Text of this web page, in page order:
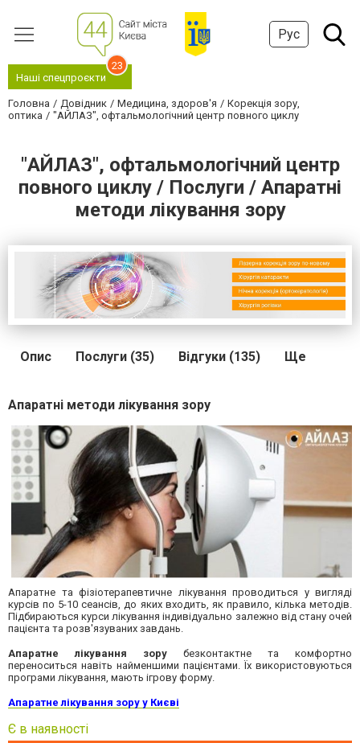
Рус
Наші спецпроєкти
23
Головна Довідник Медицина, здоров'я
Корекція зору,
оптика
"АЙЛАЗ", офтальмологічний центр повного циклу
"АЙЛАЗ", офтальмологічний центр
повного циклу / Послуги / Апаратні
методи лікування зору
Опис Послуги (35) Відгуки (135) Ще
Апаратні методи лікування зору
Апаратне та фізіотерапевтичне лікування проводиться у вигляді
курсів по 5-10 сеансів, до яких входить, як правило, кілька методів.
Підбираються курси лікування індивідуально залежно від стану очей
пацієнта та розв'язуваних завдань.
Апаратне лікування зору безконтактне та комфортно
переноситься навіть найменшими пацієнтами. Їх використовуються
програми лікування, мають ігрову форму.
Апаратне лікування зору у Києві
Є в наявності